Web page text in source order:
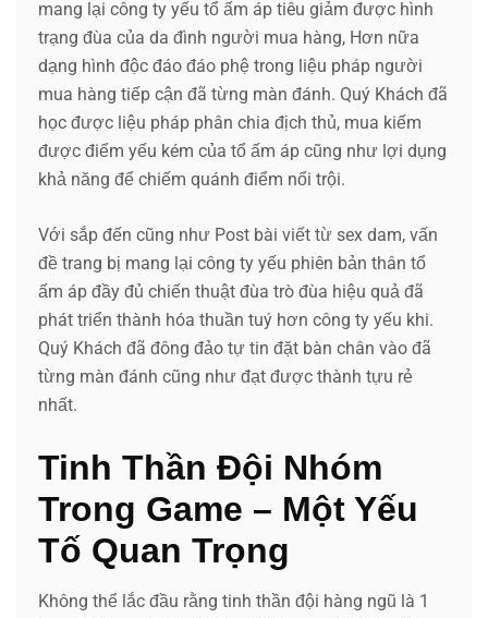
mang lại công ty yếu tổ ấm áp tiêu giảm được hình
trạng đùa của da đình người mua hàng, Hơn nữa
dạng hình độc đáo đáo phệ trong liệu pháp người
mua hàng tiếp cận đã từng màn đánh. Quý Khách đã
học được liệu pháp phân chia địch thủ, mua kiếm
được điểm yếu kém của tổ ấm áp cũng như lợi dụng
khả năng để chiếm quánh điểm nổi trội.
Với sắp đến cũng như Post bài viết từ sex dam, vấn
đề trang bị mang lại công ty yếu phiên bản thân tổ
ấm áp đầy đủ chiến thuật đùa trò đùa hiệu quả đã
phát triển thành hóa thuần tuý hơn công ty yếu khi.
Quý Khách đã đông đảo tự tin đặt bàn chân vào đã
từng màn đánh cũng như đạt được thành tựu rẻ
nhất.
Tinh Thần Đội Nhóm
Trong Game – Một Yếu
Tố Quan Trọng
Không thể lắc đầu rằng tinh thần đội hàng ngũ là 1